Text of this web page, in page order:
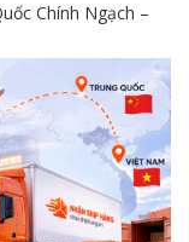
Chính Ngạch –